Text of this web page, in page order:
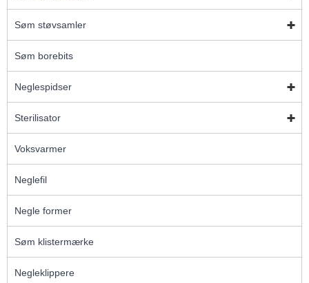
Søm støvsamler
Søm borebits
Neglespidser
Sterilisator
Voksvarmer
Neglefil
Negle former
Søm klistermærke
Negleklippere